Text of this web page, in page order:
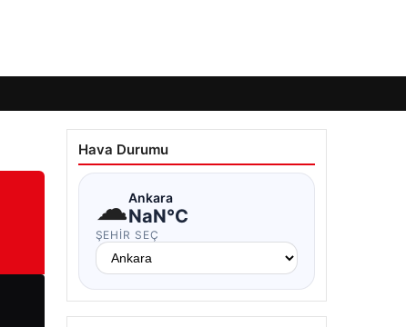
Hava Durumu
☁Ankara
NaN°C
ŞEHIR SEÇ